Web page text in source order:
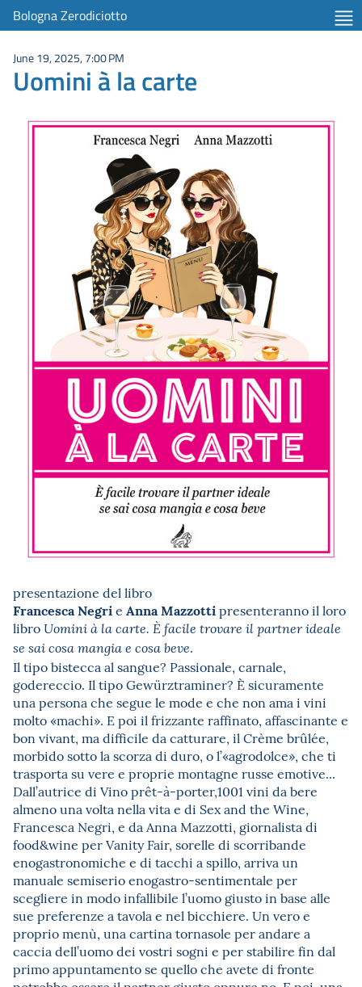
Bologna Zerodiciotto
June 19, 2025, 7:00 PM
Uomini à la carte
presentazione del libro
Francesca Negri e Anna Mazzotti presenteranno il loro
libro Uomini à la carte. È facile trovare il partner ideale
se sai cosa mangia e cosa beve.
Il tipo bistecca al sangue? Passionale, carnale,
godereccio. Il tipo Gewürztraminer? È sicuramente
una persona che segue le mode e che non ama i vini
molto «machi». E poi il frizzante raffinato, affascinante e
bon vivant, ma difficile da catturare, il Crème brûlée,
morbido sotto la scorza di duro, o l’«agrodolce», che ti
trasporta su vere e proprie montagne russe emotive...
Dall’autrice di Vino prêt-à-porter,1001 vini da bere
almeno una volta nella vita e di Sex and the Wine,
Francesca Negri, e da Anna Mazzotti, giornalista di
food&wine per Vanity Fair, sorelle di scorribande
enogastronomiche e di tacchi a spillo, arriva un
manuale semiserio enogastro-sentimentale per
scegliere in modo infallibile l’uomo giusto in base alle
sue preferenze a tavola e nel bicchiere. Un vero e
proprio menù, una cartina tornasole per andare a
caccia dell’uomo dei vostri sogni e per stabilire fin dal
primo appuntamento se quello che avete di fronte